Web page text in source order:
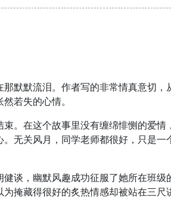
默默流泪。作者写的非常情真意切，
若失的心情。
。在这个故事里没有缠绵悱恻的爱
无关风月，同学老师都很好，只是
谈，幽默风趣成功征服了她所在班
掩藏得很好的炙热情感却被站在三尺